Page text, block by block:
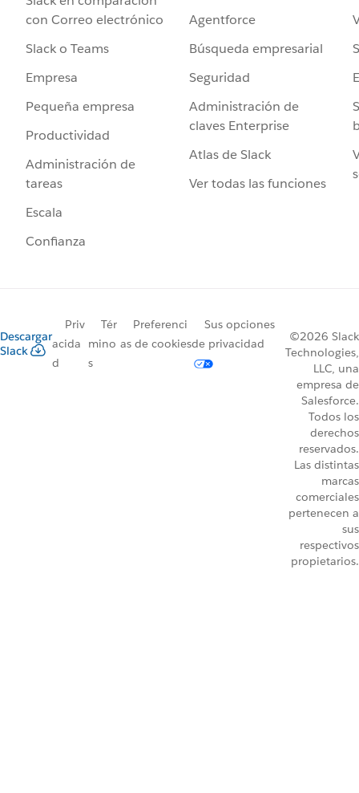
con Correo electrónico
Slack o Teams
Empresa
Pequeña empresa
Productividad
Administración de
tareas
Escala
Confianza
Agentforce
Búsqueda empresarial
Seguridad
Administración de
claves Enterprise
Atlas de Slack
Ver todas las funciones
Descargar
Slack
Priv
acida
d
Tér
mino
s
Preferenci
as de cookies
Sus opciones
de privacidad
©2026 Slack
Technologies,
LLC, una
empresa de
Salesforce.
Todos los
derechos
reservados.
Las distintas
marcas
comerciales
pertenecen a
sus
respectivos
propietarios.